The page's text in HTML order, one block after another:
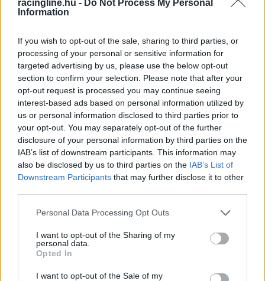
racingline.hu - Do Not Process My Personal
Information
If you wish to opt-out of the sale, sharing to third parties, or
processing of your personal or sensitive information for
targeted advertising by us, please use the below opt-out
section to confirm your selection. Please note that after your
opt-out request is processed you may continue seeing
interest-based ads based on personal information utilized by
us or personal information disclosed to third parties prior to
your opt-out. You may separately opt-out of the further
disclosure of your personal information by third parties on the
IAB’s list of downstream participants. This information may
also be disclosed by us to third parties on the IAB’s List of
Downstream Participants that may further disclose it to other
Please note that this website/app uses one or more Google
not limited to your visit or usage behaviour. You may click to
grant or deny consent to Google and its third-party tags to
use your data for below specified purposes in below Google
consent section.
Personal Data Processing Opt Outs
I want to opt-out of the Sharing of my
personal data.
Opted In
I want to opt-out of the Sale of my
megvizsgálhatnának. Tekintettel arra, hogy ez
támogatásunkat élvezi.”